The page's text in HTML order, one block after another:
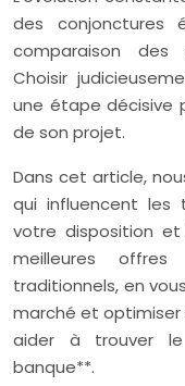
des conjonctures
comparaison des
Choisir
une étape décisive
de son projet.
Dans cet article,
qui influencent les
votre disposition
meilleures offres
traditionnels, en
marché et optimiser
aider à trouver
banque**.